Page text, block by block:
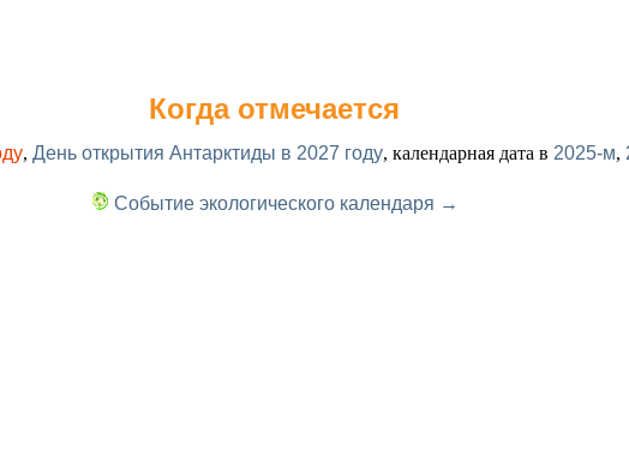
Когда отмечается
, День открытия Антарктиды в 2027 году, календарная дата в 2025-м,
Событие экологического календаря →